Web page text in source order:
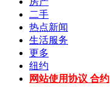
二手
热点新闻
生活服务
更多
纽约
网站使用协议 合约